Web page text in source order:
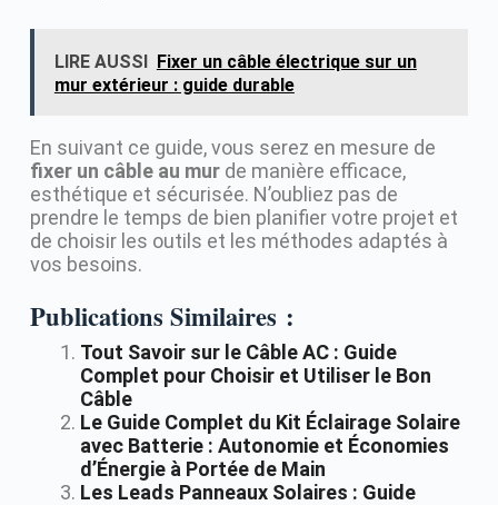
LIRE AUSSI Fixer un câble électrique sur un
mur extérieur : guide durable
En suivant ce guide, vous serez en mesure de
fixer un câble au murde manière efficace,
esthétique et sécurisée. N’oubliez pas de
prendre le temps de bien planifier votre projet et
de choisir les outils et les méthodes adaptés à
vos besoins.
Publications Similaires :
Tout Savoir sur le Câble AC : Guide
Complet pour Choisir et Utiliser le Bon
Câble
Le Guide Complet du Kit Éclairage Solaire
avec Batterie : Autonomie et Économies
d’Énergie à Portée de Main
Les Leads Panneaux Solaires : Guide